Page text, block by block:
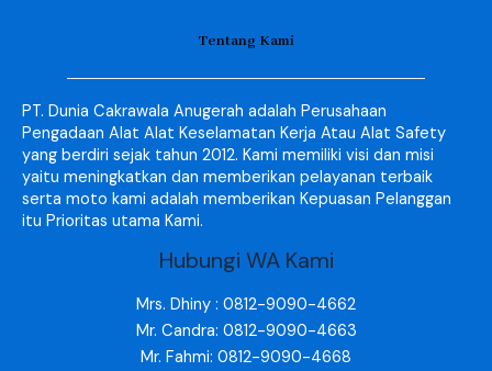
Tentang Kami
PT. Dunia Cakrawala Anugerah adalah Perusahaan
Pengadaan Alat Alat Keselamatan Kerja Atau Alat Safety
yang berdiri sejak tahun 2012. Kami memiliki visi dan misi
yaitu meningkatkan dan memberikan pelayanan terbaik
serta moto kami adalah memberikan Kepuasan Pelanggan
itu Prioritas utama Kami.
Hubungi WA Kami
Mrs. Dhiny : 0812-9090-4662
Mr. Candra: 0812-9090-4663
Mr. Fahmi: 0812-9090-4668